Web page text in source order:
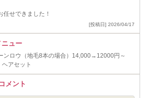
せできました！
[投稿日] 2026/04/17
ュー
ンロウ（地毛8本の場合）14,000→12000円～
アセット
メント